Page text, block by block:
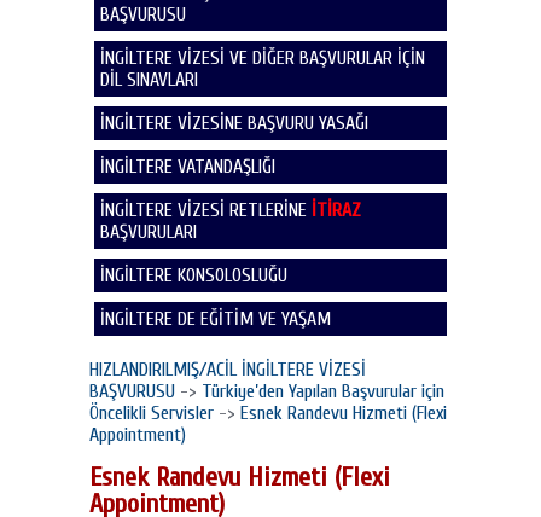
BAŞVURUSU
İNGİLTERE VİZESİ VE DİĞER BAŞVURULAR İÇİN
DİL SINAVLARI
İNGİLTERE VİZESİNE BAŞVURU YASAĞI
İNGİLTERE VATANDAŞLIĞI
İNGİLTERE VİZESİ RETLERİNE İTİRAZ
BAŞVURULARI
İNGİLTERE KONSOLOSLUĞU
İNGİLTERE DE EĞİTİM VE YAŞAM
HIZLANDIRILMIŞ/ACİL İNGİLTERE VİZESİ
BAŞVURUSU -> Türkiye’den Yapılan Başvurular için
Öncelikli Servisler -> Esnek Randevu Hizmeti (Flexi
Appointment)
Esnek Randevu Hizmeti (Flexi
Appointment)